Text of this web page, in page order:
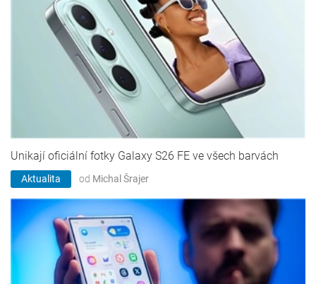
Unikají oficiální fotky Galaxy S26 FE ve všech barvách
Aktualita od Michal Šrajer